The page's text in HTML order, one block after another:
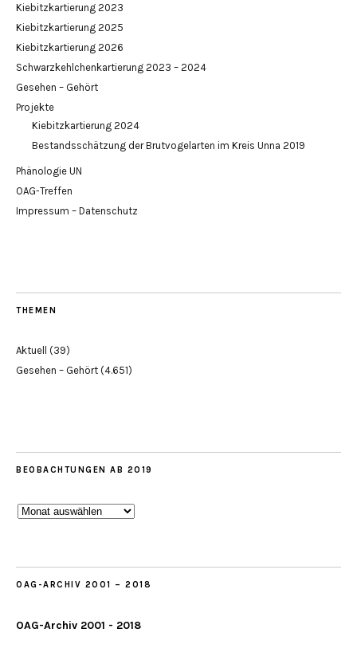
Kiebitzkartierung 2023
Kiebitzkartierung 2025
Kiebitzkartierung 2026
Schwarzkehlchenkartierung 2023 – 2024
Gesehen – Gehört
Projekte
Kiebitzkartierung 2024
Bestandsschätzung der Brutvogelarten im Kreis Unna 2019
Phänologie UN
OAG-Treffen
Impressum – Datenschutz
THEMEN
Aktuell (39)
Gesehen – Gehört (4.651)
BEOBACHTUNGEN AB 2019
Beobachtungen
OAG-ARCHIV 2001 – 2018
OAG-Archiv 2001 - 2018